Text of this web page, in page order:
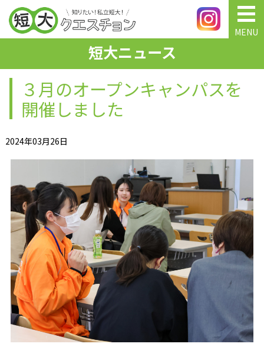
MENU
短大ニュース
３月のオープンキャンパスを
開催しました
2024年03月26日